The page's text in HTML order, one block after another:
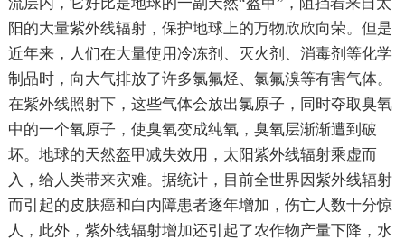
流层内，它好比是地球的一副天然“盔甲”，阻挡着来自太
阳的大量紫外线辐射，保护地球上的万物欣欣向荣。但是
近年来，人们在大量使用冷冻剂、灭火剂、消毒剂等化学
制品时，向大气排放了许多氯氟烃、氯氟溴等有害气体。
在紫外线照射下，这些气体会放出氯原子，同时夺取臭氧
中的一个氧原子，使臭氧变成纯氧，臭氧层渐渐遭到破
坏。地球的天然盔甲减失效用，太阳紫外线辐射乘虚而
入，给人类带来灾难。据统计，目前全世界因紫外线辐射
而引起的皮肤癌和白内障患者逐年增加，伤亡人数十分惊
人，此外，紫外线辐射增加还引起了农作物产量下降，水